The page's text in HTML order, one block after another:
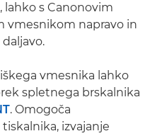
lahko s Canonovim
vmesnikom napravo in
vmesnika lahko
spletnega brskalnika
. Omogoča
izvajanje